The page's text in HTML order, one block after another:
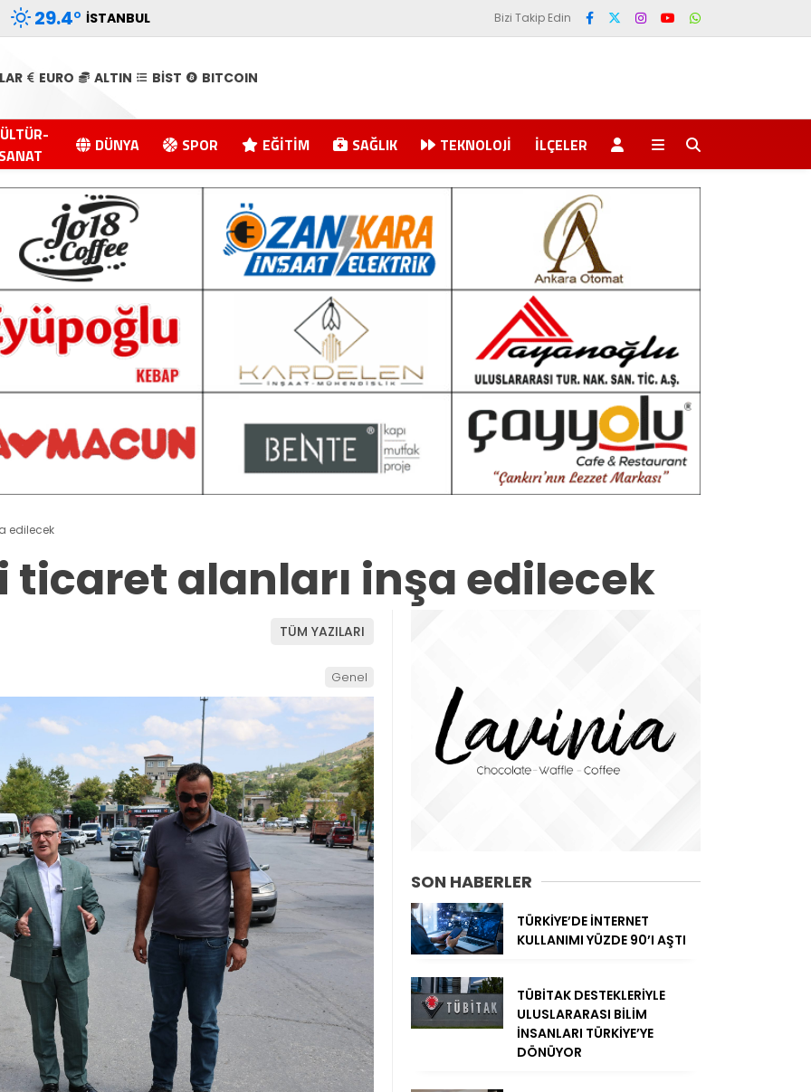
29.4° İSTANBUL Bizi Takip Edin
EURO ALTIN BİST BITCOIN
DÜNYA SPOR EĞITIM SAĞLIK TEKNOLOJI İLÇELER
edilecek
ticaret alanları inşa edilecek
TÜM YAZILARI
Genel
SON HABERLER
TÜRKİYE’DE İNTERNET
KULLANIMI YÜZDE 90’I AŞTI
TÜBİTAK DESTEKLERİYLE
ULUSLARARASI BİLİM
İNSANLARI TÜRKİYE’YE
DÖNÜYOR